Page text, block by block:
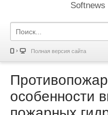
Softnews
Полная версия сайта
особенности